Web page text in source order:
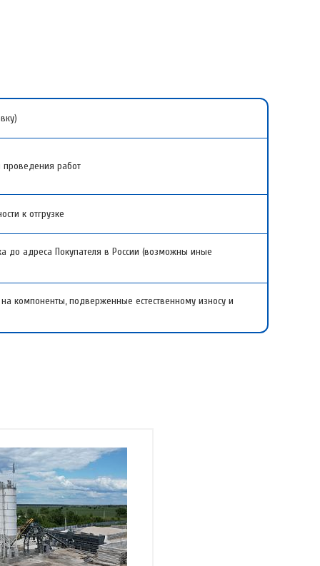
работ
к отгрузке
до адреса Покупателя в России (возможны иные
компоненты, подверженные естественному износу и